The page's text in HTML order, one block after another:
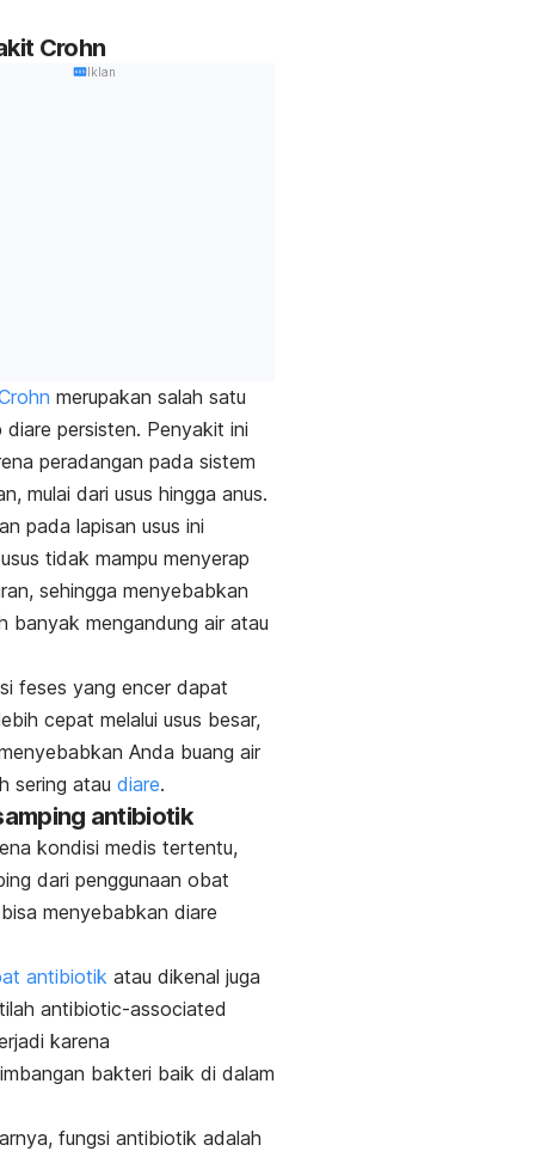
Crohn
Iklan
merupakan salah satu
diare persisten. Penyakit ini
peradangan pada sistem
mulai dari usus hingga anus.
pada lapisan usus ini
tidak mampu menyerap
sehingga menyebabkan
banyak mengandung air atau
feses yang encer dapat
cepat melalui usus besar,
Anda buang air
sering atau diare.
antibiotik
kondisi medis tertentu,
dari penggunaan obat
menyebabkan diare
antibiotik atau dikenal juga
antibiotic-associated
karena
bakteri baik di dalam
fungsi antibiotik adalah